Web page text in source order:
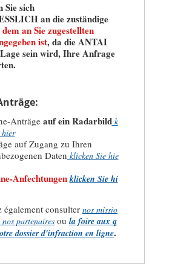
Sie sich
an die zuständige
an Sie zugestellten
ist, da die ANTAI
sein wird, Ihre Anfrage
Anträge auf ein Radarbildk
auf Zugang zu Ihren
Daten klicken Sie hie
Anfechtungen klicken Sie hi
également consulter nos missio
partenaires ou la foire aux q
dossier d'infraction en ligne.